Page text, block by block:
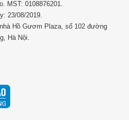
MST: 0108876201.
23/08/2019.
Hồ Gươm Plaza, số 102 đường
Hà Nội.